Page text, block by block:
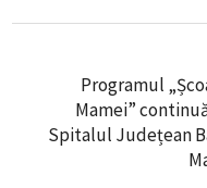
Programul
Mamei”
Spitalul Județean